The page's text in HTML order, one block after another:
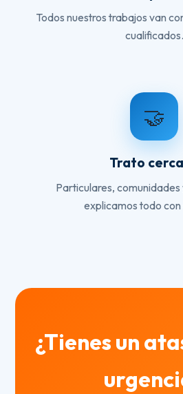
Todos nuestros trabajos van
cualificados.
🤝
Trato
Particulares, comunidades
explicamos todo
¿Tienes un